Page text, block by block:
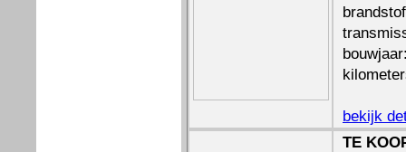
bekijk
TE